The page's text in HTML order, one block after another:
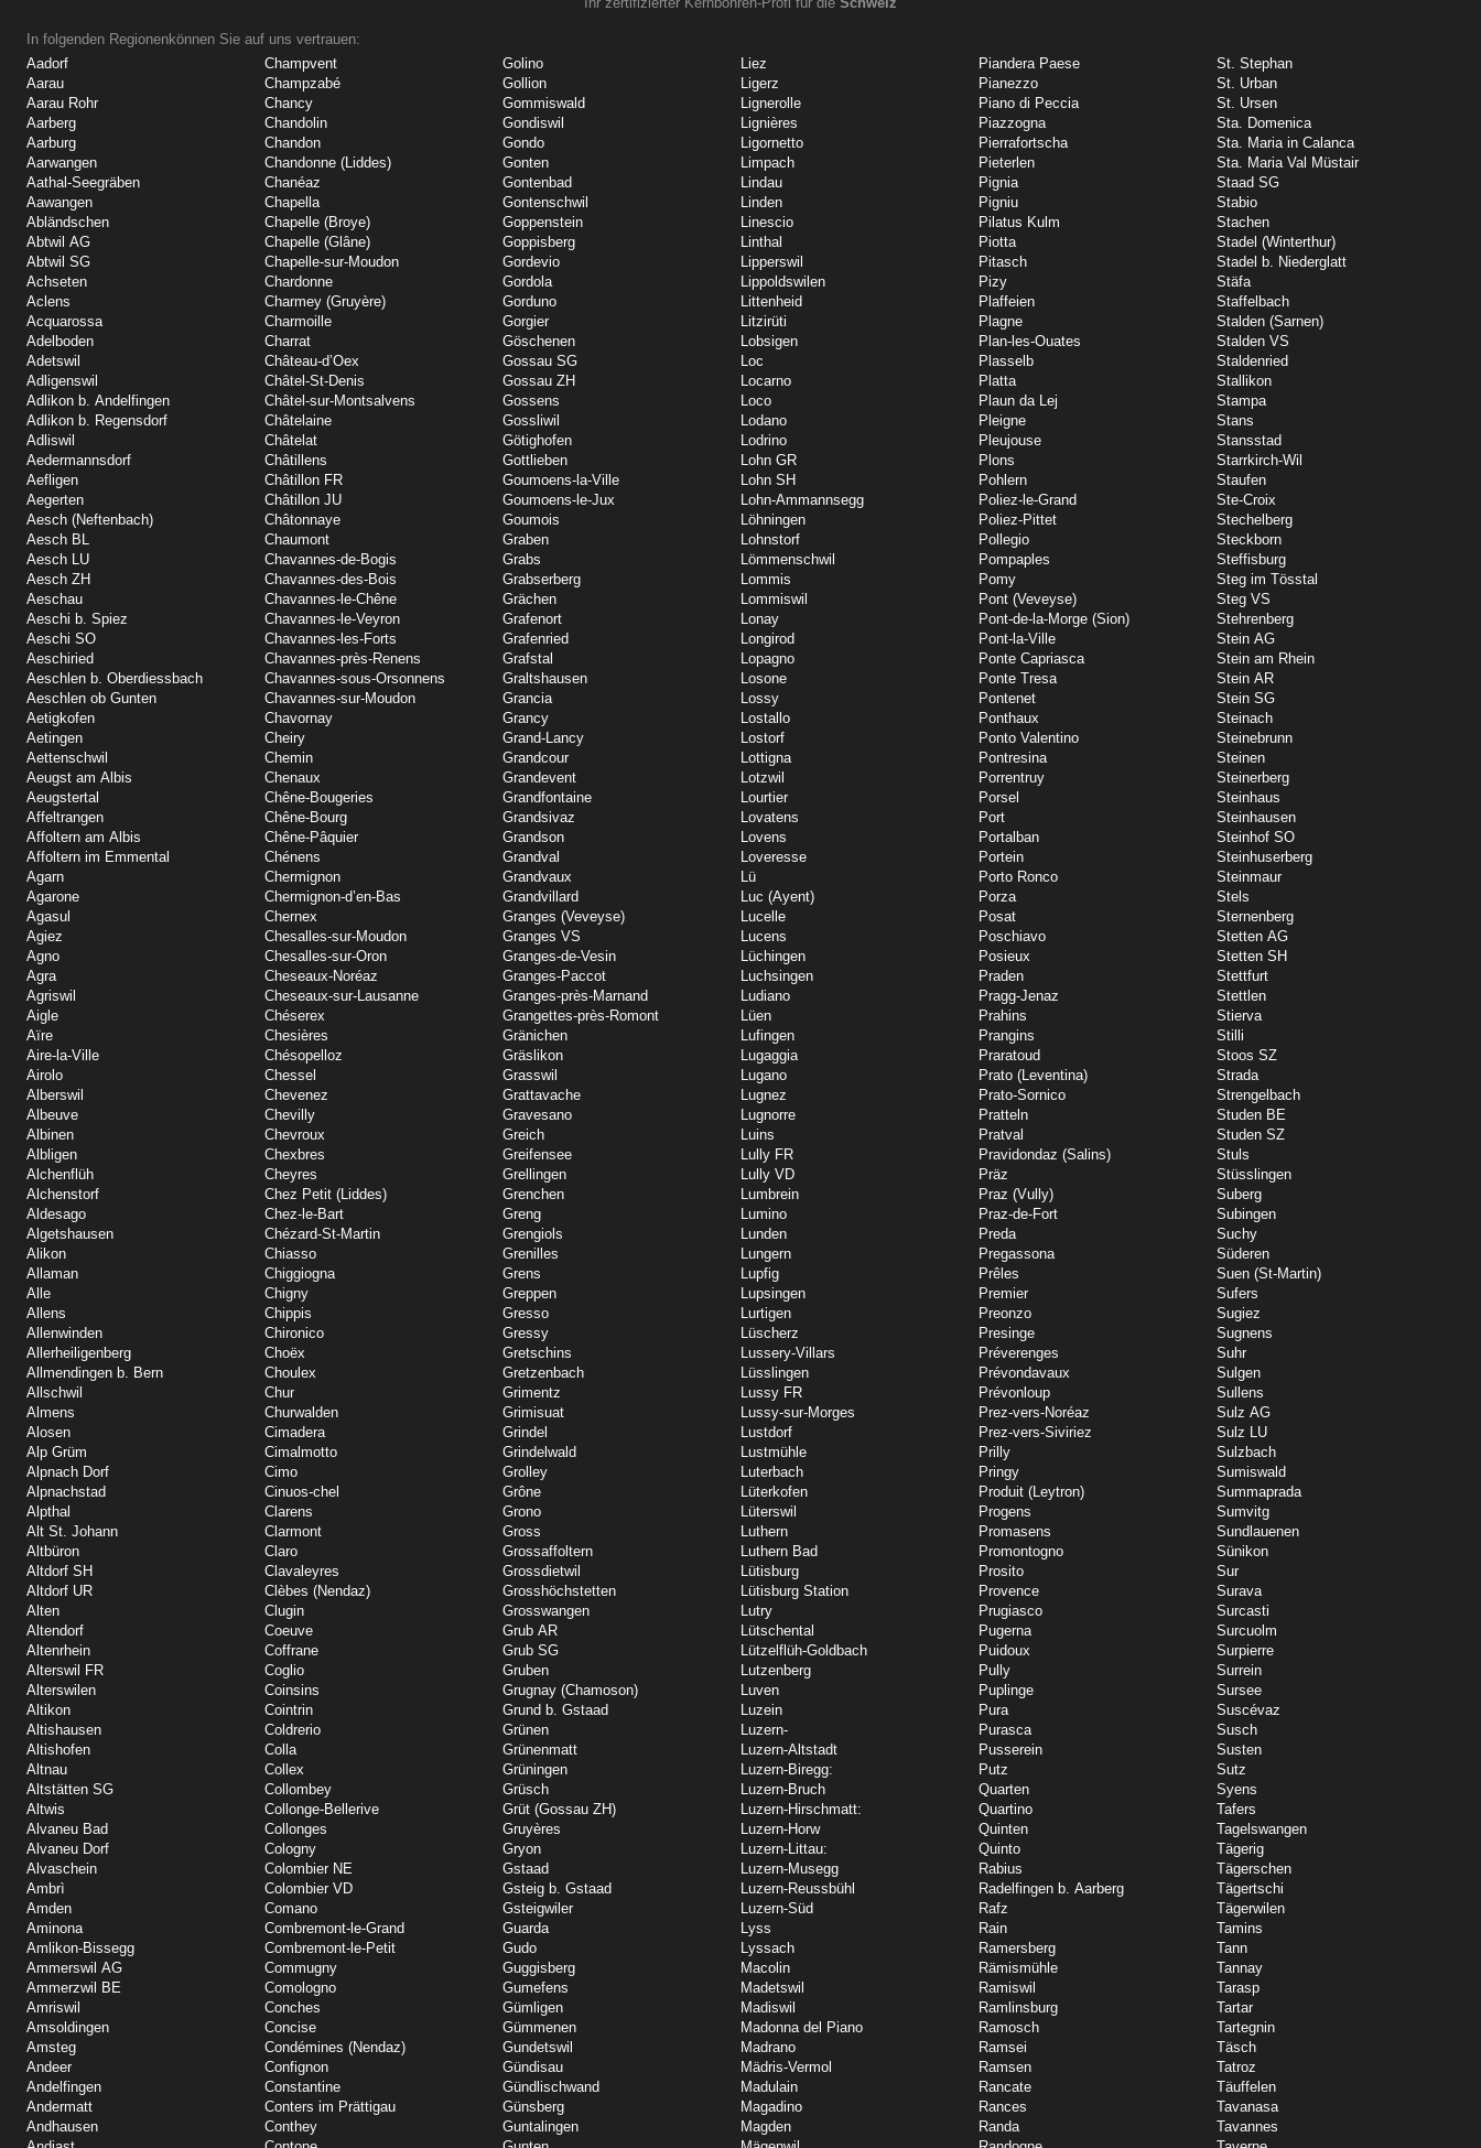
In folgenden Regionenkönnen Sie auf uns vertrauen:
Aadorf
Aarau
Aarau Rohr
Aarberg
Aarburg
Aarwangen
Aathal-Seegräben
Aawangen
Abländschen
Abtwil AG
Abtwil SG
Achseten
Aclens
Acquarossa
Adelboden
Adetswil
Adligenswil
Adlikon b. Andelfingen
Adlikon b. Regensdorf
Adliswil
Aedermannsdorf
Aefligen
Aegerten
Aesch (Neftenbach)
Aesch BL
Aesch LU
Aesch ZH
Aeschau
Aeschi b. Spiez
Aeschi SO
Aeschiried
Aeschlen b. Oberdiessbach
Aeschlen ob Gunten
Aetigkofen
Aetingen
Aettenschwil
Aeugst am Albis
Aeugstertal
Affeltrangen
Affoltern am Albis
Affoltern im Emmental
Agarn
Agarone
Agasul
Agiez
Agno
Agra
Agriswil
Aigle
Aïre
Aire-la-Ville
Airolo
Alberswil
Albeuve
Albinen
Albligen
Alchenflüh
Alchenstorf
Aldesago
Algetshausen
Alikon
Allaman
Alle
Allens
Allenwinden
Allerheiligenberg
Allmendingen b. Bern
Allschwil
Almens
Alosen
Alp Grüm
Alpnach Dorf
Alpnachstad
Alpthal
Alt St. Johann
Altbüron
Altdorf SH
Altdorf UR
Alten
Altendorf
Altenrhein
Alterswil FR
Alterswilen
Altikon
Altishausen
Altishofen
Altnau
Altstätten SG
Altwis
Alvaneu Bad
Alvaneu Dorf
Alvaschein
Ambrì
Amden
Aminona
Amlikon-Bissegg
Ammerswil AG
Ammerzwil BE
Amriswil
Amsoldingen
Amsteg
Andeer
Andelfingen
Andermatt
Andhausen
Champvent
Champzabé
Chancy
Chandolin
Chandon
Chandonne (Liddes)
Chanéaz
Chapella
Chapelle (Broye)
Chapelle (Glâne)
Chapelle-sur-Moudon
Chardonne
Charmey (Gruyère)
Charmoille
Charrat
Château-d’Oex
Châtel-St-Denis
Châtel-sur-Montsalvens
Châtelaine
Châtelat
Châtillens
Châtillon FR
Châtillon JU
Châtonnaye
Chaumont
Chavannes-de-Bogis
Chavannes-des-Bois
Chavannes-le-Chêne
Chavannes-le-Veyron
Chavannes-les-Forts
Chavannes-près-Renens
Chavannes-sous-Orsonnens
Chavannes-sur-Moudon
Chavornay
Cheiry
Chemin
Chenaux
Chêne-Bougeries
Chêne-Bourg
Chêne-Pâquier
Chénens
Chermignon
Chermignon-d’en-Bas
Chernex
Chesalles-sur-Moudon
Chesalles-sur-Oron
Cheseaux-Noréaz
Cheseaux-sur-Lausanne
Chéserex
Chesières
Chésopelloz
Chessel
Chevenez
Chevilly
Chevroux
Chexbres
Cheyres
Chez Petit (Liddes)
Chez-le-Bart
Chézard-St-Martin
Chiasso
Chiggiogna
Chigny
Chippis
Chironico
Choëx
Choulex
Chur
Churwalden
Cimadera
Cimalmotto
Cimo
Cinuos-chel
Clarens
Clarmont
Claro
Clavaleyres
Clèbes (Nendaz)
Clugin
Coeuve
Coffrane
Coglio
Coinsins
Cointrin
Coldrerio
Colla
Collex
Collombey
Collonge-Bellerive
Collonges
Cologny
Colombier NE
Colombier VD
Comano
Combremont-le-Grand
Combremont-le-Petit
Commugny
Comologno
Conches
Concise
Condémines (Nendaz)
Confignon
Constantine
Conters im Prättigau
Conthey
Golino
Gollion
Gommiswald
Gondiswil
Gondo
Gonten
Gontenbad
Gontenschwil
Goppenstein
Goppisberg
Gordevio
Gordola
Gorduno
Gorgier
Göschenen
Gossau SG
Gossau ZH
Gossens
Gossliwil
Götighofen
Gottlieben
Goumoens-la-Ville
Goumoens-le-Jux
Goumois
Graben
Grabs
Grabserberg
Grächen
Grafenort
Grafenried
Grafstal
Graltshausen
Grancia
Grancy
Grand-Lancy
Grandcour
Grandevent
Grandfontaine
Grandsivaz
Grandson
Grandval
Grandvaux
Grandvillard
Granges (Veveyse)
Granges VS
Granges-de-Vesin
Granges-Paccot
Granges-près-Marnand
Grangettes-près-Romont
Gränichen
Gräslikon
Grasswil
Grattavache
Gravesano
Greich
Greifensee
Grellingen
Grenchen
Greng
Grengiols
Grenilles
Grens
Greppen
Gresso
Gressy
Gretschins
Gretzenbach
Grimentz
Grimisuat
Grindel
Grindelwald
Grolley
Grône
Grono
Gross
Grossaffoltern
Grossdietwil
Grosshöchstetten
Grosswangen
Grub AR
Grub SG
Gruben
Grugnay (Chamoson)
Grund b. Gstaad
Grünen
Grünenmatt
Grüningen
Grüsch
Grüt (Gossau ZH)
Gruyères
Gryon
Gstaad
Gsteig b. Gstaad
Gsteigwiler
Guarda
Gudo
Guggisberg
Gumefens
Gümligen
Gümmenen
Gundetswil
Gündisau
Gündlischwand
Günsberg
Guntalingen
Liez
Ligerz
Lignerolle
Lignières
Ligornetto
Limpach
Lindau
Linden
Linescio
Linthal
Lipperswil
Lippoldswilen
Littenheid
Litzirüti
Lobsigen
Loc
Locarno
Loco
Lodano
Lodrino
Lohn GR
Lohn SH
Lohn-Ammannsegg
Löhningen
Lohnstorf
Lömmenschwil
Lommis
Lommiswil
Lonay
Longirod
Lopagno
Losone
Lossy
Lostallo
Lostorf
Lottigna
Lotzwil
Lourtier
Lovatens
Lovens
Loveresse
Lü
Luc (Ayent)
Lucelle
Lucens
Lüchingen
Luchsingen
Ludiano
Lüen
Lufingen
Lugaggia
Lugano
Lugnez
Lugnorre
Luins
Lully FR
Lully VD
Lumbrein
Lumino
Lunden
Lungern
Lupfig
Lupsingen
Lurtigen
Lüscherz
Lussery-Villars
Lüsslingen
Lussy FR
Lussy-sur-Morges
Lustdorf
Lustmühle
Luterbach
Lüterkofen
Lüterswil
Luthern
Luthern Bad
Lütisburg
Lütisburg Station
Lutry
Lütschental
Lützelflüh-Goldbach
Lutzenberg
Luven
Luzein
Luzern-
Luzern-Altstadt
Luzern-Biregg:
Luzern-Bruch
Luzern-Hirschmatt:
Luzern-Horw
Luzern-Littau:
Luzern-Musegg
Luzern-Reussbühl
Luzern-Süd
Lyss
Lyssach
Macolin
Madetswil
Madiswil
Madonna del Piano
Madrano
Mädris-Vermol
Madulain
Magadino
Magden
Piandera Paese
Pianezzo
Piano di Peccia
Piazzogna
Pierrafortscha
Pieterlen
Pignia
Pigniu
Pilatus Kulm
Piotta
Pitasch
Pizy
Plaffeien
Plagne
Plan-les-Ouates
Plasselb
Platta
Plaun da Lej
Pleigne
Pleujouse
Plons
Pohlern
Poliez-le-Grand
Poliez-Pittet
Pollegio
Pompaples
Pomy
Pont (Veveyse)
Pont-de-la-Morge (Sion)
Pont-la-Ville
Ponte Capriasca
Ponte Tresa
Pontenet
Ponthaux
Ponto Valentino
Pontresina
Porrentruy
Porsel
Port
Portalban
Portein
Porto Ronco
Porza
Posat
Poschiavo
Posieux
Praden
Pragg-Jenaz
Prahins
Prangins
Praratoud
Prato (Leventina)
Prato-Sornico
Pratteln
Pratval
Pravidondaz (Salins)
Präz
Praz (Vully)
Praz-de-Fort
Preda
Pregassona
Prêles
Premier
Preonzo
Presinge
Préverenges
Prévondavaux
Prévonloup
Prez-vers-Noréaz
Prez-vers-Siviriez
Prilly
Pringy
Produit (Leytron)
Progens
Promasens
Promontogno
Prosito
Provence
Prugiasco
Pugerna
Puidoux
Pully
Puplinge
Pura
Purasca
Pusserein
Putz
Quarten
Quartino
Quinten
Quinto
Rabius
Radelfingen b. Aarberg
Rafz
Rain
Ramersberg
Rämismühle
Ramiswil
Ramlinsburg
Ramosch
Ramsei
Ramsen
Rancate
Rances
Randa
St. Stephan
St. Urban
St. Ursen
Sta. Domenica
Sta. Maria in Calanca
Sta. Maria Val Müstair
Staad SG
Stabio
Stachen
Stadel (Winterthur)
Stadel b. Niederglatt
Stäfa
Staffelbach
Stalden (Sarnen)
Stalden VS
Staldenried
Stallikon
Stampa
Stans
Stansstad
Starrkirch-Wil
Staufen
Ste-Croix
Stechelberg
Steckborn
Steffisburg
Steg im Tösstal
Steg VS
Stehrenberg
Stein AG
Stein am Rhein
Stein AR
Stein SG
Steinach
Steinebrunn
Steinen
Steinerberg
Steinhaus
Steinhausen
Steinhof SO
Steinhuserberg
Steinmaur
Stels
Sternenberg
Stetten AG
Stetten SH
Stettfurt
Stettlen
Stierva
Stilli
Stoos SZ
Strada
Strengelbach
Studen BE
Studen SZ
Stuls
Stüsslingen
Suberg
Subingen
Suchy
Süderen
Suen (St-Martin)
Sufers
Sugiez
Sugnens
Suhr
Sulgen
Sullens
Sulz AG
Sulz LU
Sulzbach
Sumiswald
Summaprada
Sumvitg
Sundlauenen
Sünikon
Sur
Surava
Surcasti
Surcuolm
Surpierre
Surrein
Sursee
Suscévaz
Susch
Susten
Sutz
Syens
Tafers
Tagelswangen
Tägerig
Tägerschen
Tägertschi
Tägerwilen
Tamins
Tann
Tannay
Tarasp
Tartar
Tartegnin
Täsch
Tatroz
Täuffelen
Tavanasa
Tavannes